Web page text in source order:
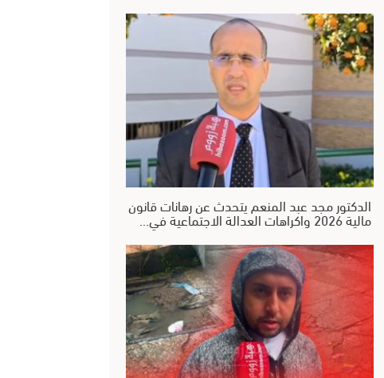
الدكتور مجد عبد المنعم يتحدث عن رهانات قانون
مالية 2026 واكراهات العدالة الاجتماعية في…